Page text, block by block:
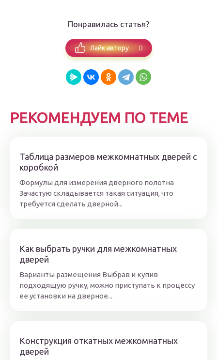
Понравилась статья?
Лайк автору 0
РЕКОМЕНДУЕМ ПО ТЕМЕ
Таблица размеров межкомнатных дверей с
коробкой
Формулы для измерения дверного полотна
Зачастую складывается такая ситуация, что
требуется сделать дверной...
Как выбрать ручки для межкомнатных
дверей
Варианты размещения Выбрав и купив
подходящую ручку, можно приступать к процессу
ее установки на дверное...
Конструкция откатных межкомнатных
дверей